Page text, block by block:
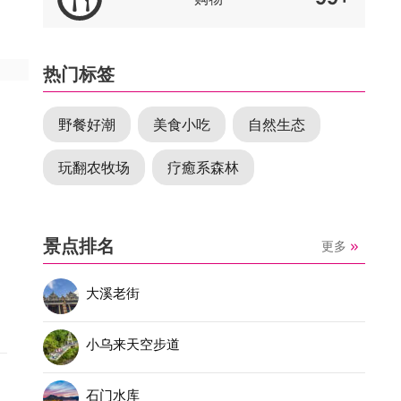
热门标签
野餐好潮 美食小吃 自然生态
玩翻农牧场 疗癒系森林
景点排名 更多
大溪老街
小乌来天空步道
石门水库